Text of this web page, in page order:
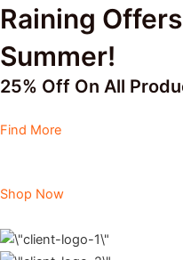
Ir
para
o
Raining
Summer!
25% Off On All
Find More
Shop Now